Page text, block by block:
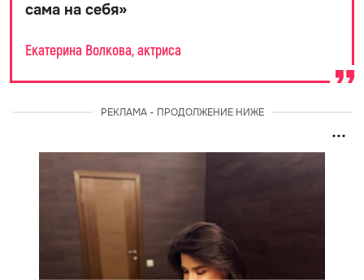
сама на себя»
Екатерина Волкова, актриса
РЕКЛАМА - ПРОДОЛЖЕНИЕ НИЖЕ